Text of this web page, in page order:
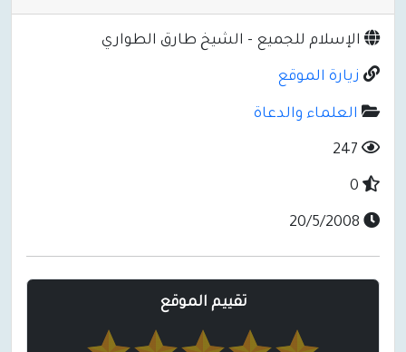
الإسلام للجميع - الشيخ طارق الطواري
زيارة الموقع
العلماء والدعاة
تقييم الموقع